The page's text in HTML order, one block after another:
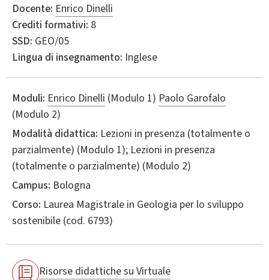
Docente: Enrico Dinelli
Crediti formativi: 8
SSD: GEO/05
Lingua di insegnamento: Inglese
Moduli: Enrico Dinelli (Modulo 1) Paolo Garofalo
(Modulo 2)
Modalità didattica: Lezioni in presenza (totalmente o
parzialmente) (Modulo 1); Lezioni in presenza
(totalmente o parzialmente) (Modulo 2)
Campus: Bologna
Corso: Laurea Magistrale in Geologia per lo sviluppo
sostenibile (cod. 6793)
Risorse didattiche su Virtuale